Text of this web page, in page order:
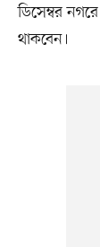
ডিসেম্বর
থাকবেন।